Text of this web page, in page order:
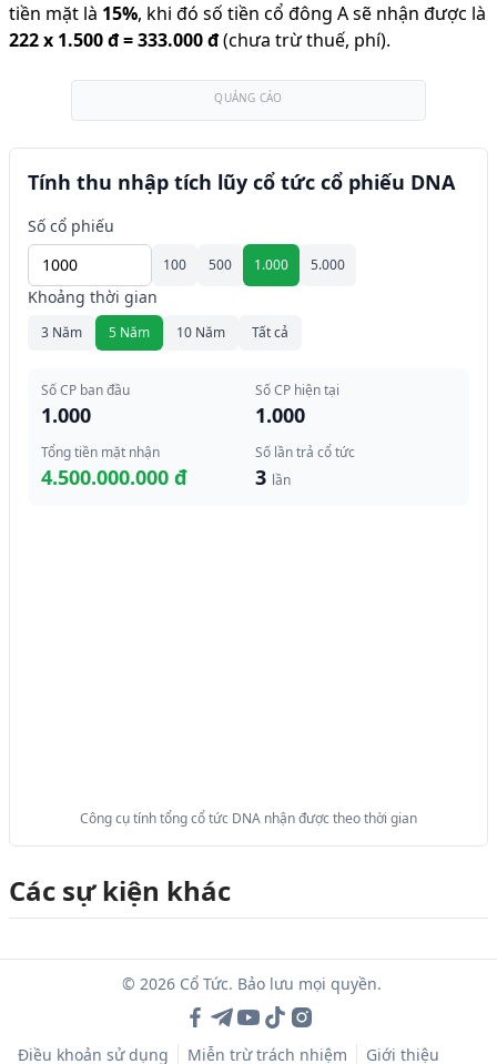
tiền mặt là 15%, khi đó số tiền cổ đông A sẽ nhận được là
222x 1.500 đ=333.000 đ(chưa trừ thuế, phí).
QUẢNG CÁO
Tính thu nhập tích lũy cổ tức cổ phiếu DNA
Số cổ phiếu
100 500 1.000 5.000
Khoảng thời gian
3 Năm 5 Năm 10 Năm Tất cả
Số CP ban đầu
1.000
Số CP hiện tại
1.000
Tổng tiền mặt nhận
4.500.000.000 đ
Số lần trả cổ tức
3 lần
Công cụ tính tổng cổ tức DNA nhận được theo thời gian
Các sự kiện khác
© 2026 Cổ Tức. Bảo lưu mọi quyền.
Điều khoản sử dụng Miễn trừ trách nhiệm Giới thiệu